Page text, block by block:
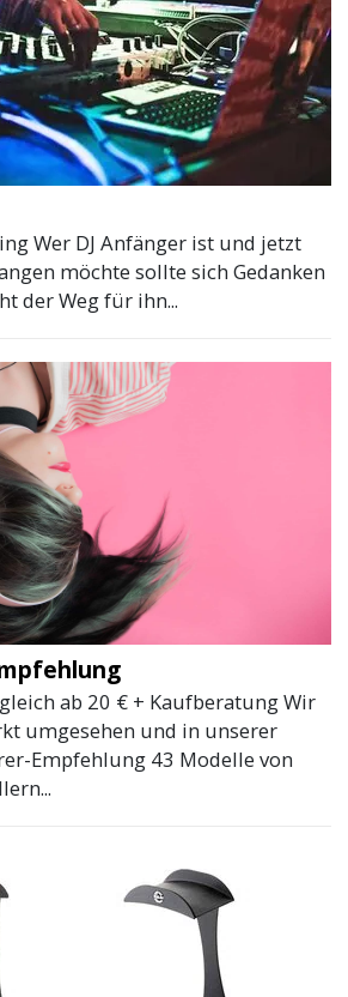
Wer DJ Anfänger ist und jetzt
möchte sollte sich Gedanken
der Weg für ihn...
ab 20 € + Kaufberatung Wir
umgesehen und in unserer
Empfehlung 43 Modelle von